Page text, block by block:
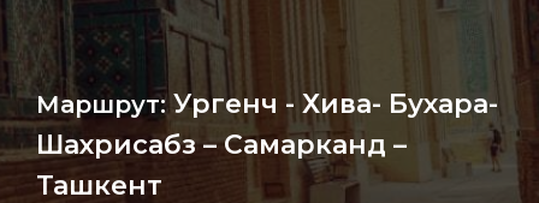
Маршрут:Ургенч - Хива- Бухара-
Шахрисабз – Самарканд –
Ташкент